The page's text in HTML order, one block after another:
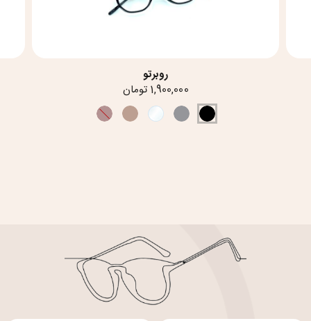
روبرتو
1,900,000 تومان